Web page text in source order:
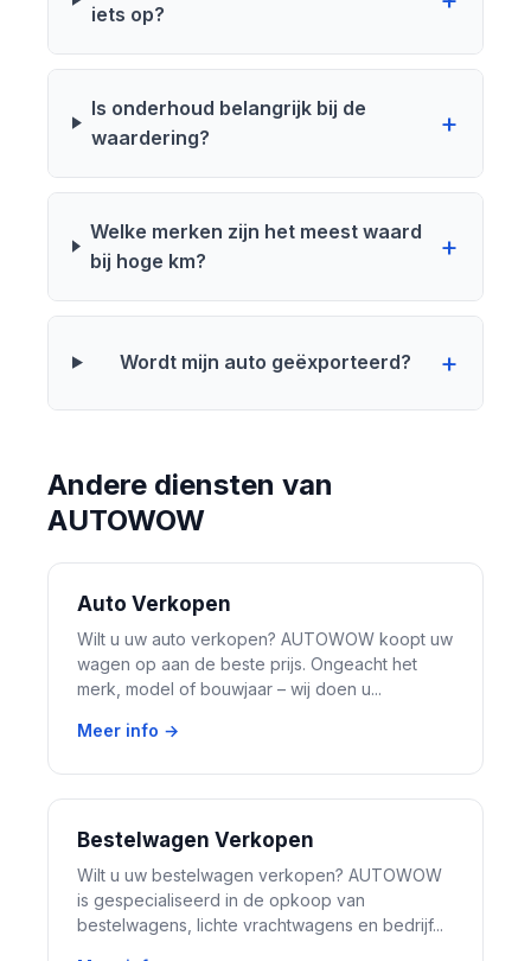
iets op?
Is onderhoud belangrijk bij de
waardering?
Welke merken zijn het meest waard
bij hoge km?
Wordt mijn auto geëxporteerd?
Andere diensten van
AUTOWOW
Auto Verkopen
Wilt u uw auto verkopen? AUTOWOW koopt uw
wagen op aan de beste prijs. Ongeacht het
merk, model of bouwjaar – wij doen u...
Meer info →
Bestelwagen Verkopen
Wilt u uw bestelwagen verkopen? AUTOWOW
is gespecialiseerd in de opkoop van
bestelwagens, lichte vrachtwagens en bedrijf...